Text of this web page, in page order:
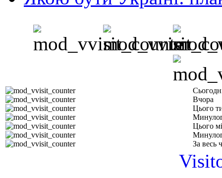
Вчора
Цього
Цього
За весь